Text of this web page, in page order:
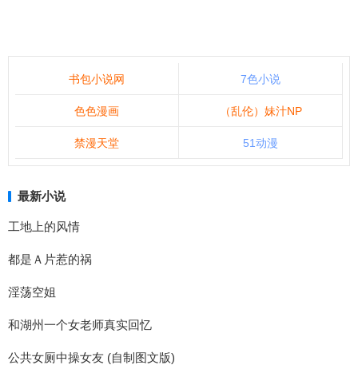
书包小说网 7色小说
色色漫画 （乱伦）妹汁NP
禁漫天堂 51动漫
最新小说
工地上的风情
都是Ａ片惹的祸
淫荡空姐
和湖州一个女老师真实回忆
公共女厕中操女友 (自制图文版)